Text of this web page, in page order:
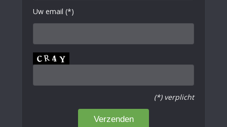
Uw email (*)
(*) verplicht